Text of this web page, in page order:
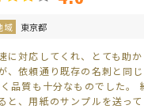
域 東京都
に対応してくれ、とても助
、依頼通り既存の名刺と同
品質も十分なものでした。
と、用紙のサンプルを送って